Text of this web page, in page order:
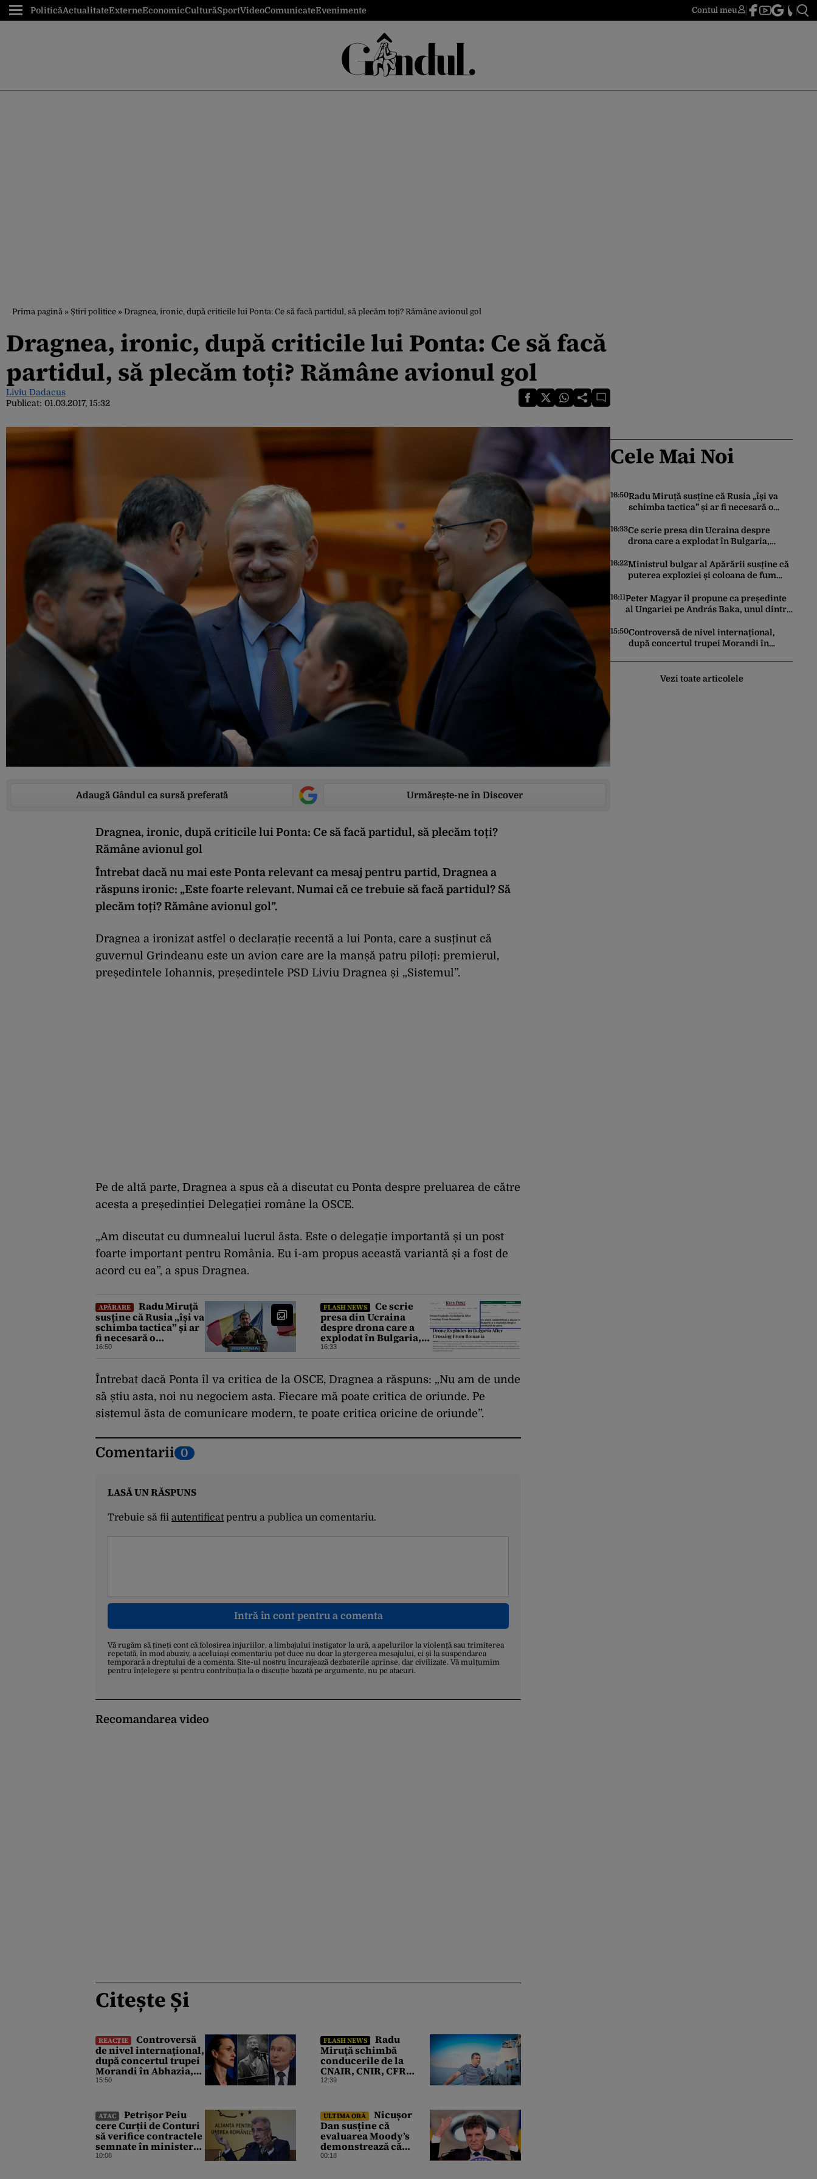
PoliticăActualitateExterneEconomicCulturăSportVideoComunicateEvenimente Contul meu
Prima pagină » Știri politice » Dragnea, ironic, după criticile lui Ponta: Ce să facă partidul, să plecăm toți? Rămâne avionul gol
Dragnea, ironic, după criticile lui Ponta: Ce să facă
partidul, să plecăm toți? Rămâne avionul gol
Liviu Dadacus
Publicat: 01.03.2017, 15:32
Adaugă Gândul ca sursă preferată Urmărește-ne în Discover
Dragnea, ironic, după criticile lui Ponta: Ce să facă partidul, să plecăm toți?
Rămâne avionul gol
Întrebat dacă nu mai este Ponta relevant ca mesaj pentru partid, Dragnea a
răspuns ironic: „Este foarte relevant. Numai că ce trebuie să facă partidul? Să
plecăm toți? Rămâne avionul gol”.
Dragnea a ironizat astfel o declarație recentă a lui Ponta, care a susținut că
guvernul Grindeanu este un avion care are la manșă patru piloți: premierul,
președintele Iohannis, președintele PSD Liviu Dragnea și „Sistemul”.
Pe de altă parte, Dragnea a spus că a discutat cu Ponta despre preluarea de către
acesta a președinției Delegației române la OSCE.
„Am discutat cu dumnealui lucrul ăsta. Este o delegație importantă și un post
foarte important pentru România. Eu i-am propus această variantă și a fost de
acord cu ea”, a spus Dragnea.
APĂRARE
Radu Miruță
susține că Rusia „își va
schimba tactica” și ar
fi necesară o
„readaptare”: „Dacă
pace”
16:50
FLASH NEWS
Ce scrie
presa din Ucraina
despre drona care a
explodat în Bulgaria,
lângă granița cu
16:33
Întrebat dacă Ponta îl va critica de la OSCE, Dragnea a răspuns: „Nu am de unde
să știu asta, noi nu negociem asta. Fiecare mă poate critica de oriunde. Pe
sistemul ăsta de comunicare modern, te poate critica oricine de oriunde”.
Comentarii 0
LASĂ UN RĂSPUNS
Trebuie să fii autentificatpentru a publica un comentariu.
Intră în cont pentru a comenta
Vă rugăm să țineți cont că folosirea injuriilor, a limbajului instigator la ură, a apelurilor la violență sau trimiterea
repetată, în mod abuziv, a aceluiași comentariu pot duce nu doar la ștergerea mesajului, ci și la suspendarea
temporară a dreptului de a comenta. Site-ul nostru încurajează dezbaterile aprinse, dar civilizate. Vă mulțumim
pentru înțelegere și pentru contribuția la o discuție bazată pe argumente, nu pe atacuri.
Recomandarea video
Citește Și
REACȚIE
Controversă
de nivel internațional,
după concertul trupei
Morandi în Abhazia,
regiune separatistă,
15:50
FLASH NEWS
Radu
Miruţă schimbă
conducerile de la
CNAIR, CNIR, CFR
Marfă şi Călători şi
12:39
ATAC
Petrișor Peiu
cere Curții de Conturi
să verifice contractele
semnate în ministerul
Dianei Buzoianu
10:08
ULTIMA ORĂ
Nicușor
Dan susține că
evaluarea Moody’s
demonstrează că
România a făcut pașii
00:18
Cele Mai Noi
16:50Radu Miruță susține că Rusia „își va
schimba tactica” și ar fi necesară o
nu mai suntem pe timp de pace”
16:33Ce scrie presa din Ucraina despre
drona care a explodat în Bulgaria,
16:22Ministrul bulgar al Apărării susține că
puterea exploziei și coloana de fum
semnificativă de exploziv
16:11Peter Magyar îl propune ca președinte
al Ungariei pe András Baka, unul dintre
15:50Controversă de nivel internațional,
după concertul trupei Morandi în
Vezi toate articolele